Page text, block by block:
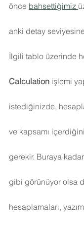
önce bahsettiğimiz
anki detay
İlgili tablo üzerinde
Calculation işlemi
istediğinizde,
ve kapsamı
gerekir. Buraya
gibi görünüyor olsa
hesaplamaları,